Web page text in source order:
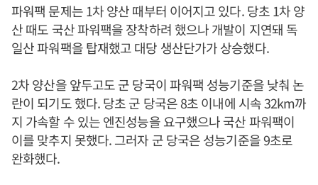
파워팩 문제는 1차 양산 때부터 이어지고 있다. 당초 1차 양
산 때도 국산 파워팩을 장착하려 했으나 개발이 지연돼 독
일산 파워팩을 탑재했고 대당 생산단가가 상승했다.
2차 양산을 앞두고도 군 당국이 파워팩 성능기준을 낮춰 논
란이 되기도 했다. 당초 군 당국은 8초 이내에 시속 32km까
지 가속할 수 있는 엔진성능을 요구했으나 국산 파워팩이
이를 맞추지 못했다. 그러자 군 당국은 성능기준을 9초로
완화했다.